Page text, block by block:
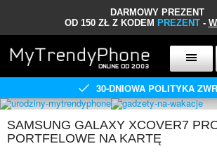
DARMOWY PREZENT
OD 150 ZŁ Z KODEM PREZENT-
30-DNIOWA POLITYKA
SAMSUNG GALAXY XCOVER7
PORTFELOWE NA KARTĘ